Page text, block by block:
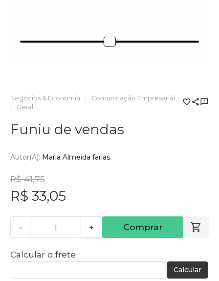
Negócios & Economia
Comunicação Empresarial
Geral
Funiu de vendas
Autor(a): Maria Almeida farias
R$ 41,75
R$ 33,05
- + Comprar
Calcular o frete
Calcular